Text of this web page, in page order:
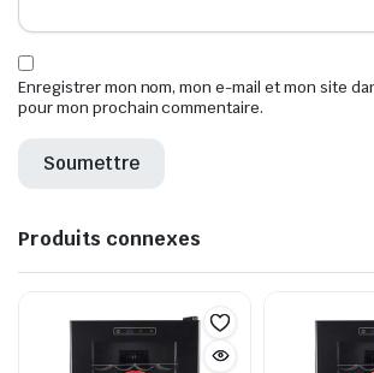
Enregistrer mon nom, mon e-mail et mon site
pour mon prochain commentaire.
Produits connexes